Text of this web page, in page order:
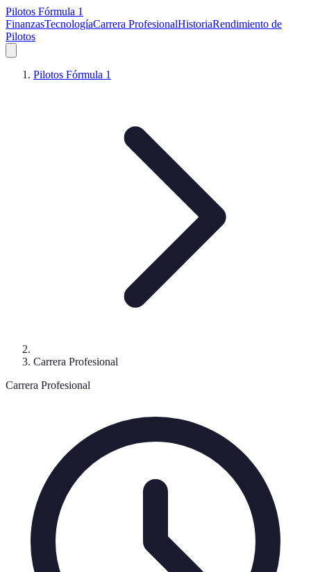
Pilotos Fórmula 1
FinanzasTecnologíaCarrera ProfesionalHistoriaRendimiento de
Pilotos
Pilotos Fórmula 1
Carrera Profesional
Carrera Profesional